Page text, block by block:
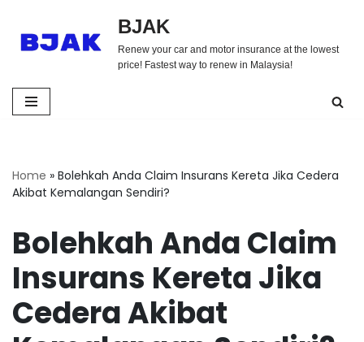
Skip
BJAK
Renew your car and motor insurance at the lowest
price! Fastest way to renew in Malaysia!
Home » Bolehkah Anda Claim Insurans Kereta Jika Cedera
Akibat Kemalangan Sendiri?
Bolehkah Anda Claim
Insurans Kereta Jika
Cedera Akibat